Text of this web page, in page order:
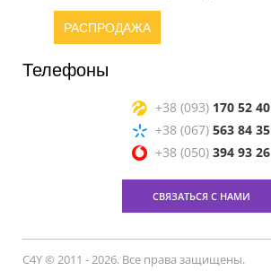
РАСПРОДАЖА
Телефоны
+38 (093) 170 52 40
+38 (067) 563 84 35
+38 (050) 394 93 26
СВЯЗАТЬСЯ С НАМИ
C4Y © 2011 - 2026. Все права защищены.